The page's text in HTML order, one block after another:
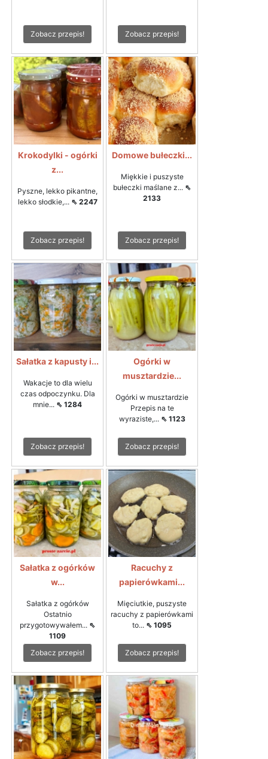
Zobacz przepis! Zobacz przepis!
Krokodylki - ogórki
z...
Pyszne, lekko pikantne,
lekko słodkie,... ⇖ 2247
Zobacz przepis!
Domowe bułeczki...
Miękkie i puszyste
bułeczki maślane z... ⇖
2133
Zobacz przepis!
Sałatka z kapusty i...
Wakacje to dla wielu
czas odpoczynku. Dla
mnie... ⇖ 1284
Zobacz przepis!
Ogórki w
musztardzie...
Ogórki w musztardzie
Przepis na te
wyraziste,... ⇖ 1123
Zobacz przepis!
Sałatka z ogórków
w...
Sałatka z ogórków
Ostatnio
przygotowywałem... ⇖
1109
Zobacz przepis!
Racuchy z
papierówkami...
Mięciutkie, puszyste
racuchy z papierówkami
to... ⇖ 1095
Zobacz przepis!